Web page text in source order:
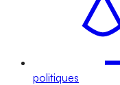
politiques